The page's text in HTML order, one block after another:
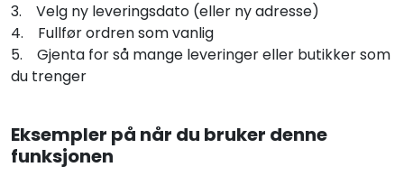
3. Velg ny leveringsdato (eller ny adresse)
4. Fullfør ordren som vanlig
5. Gjenta for så mange leveringer eller butikker som
du trenger
Eksempler på når du bruker denne
funksjonen